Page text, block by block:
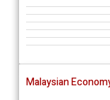
Malaysian